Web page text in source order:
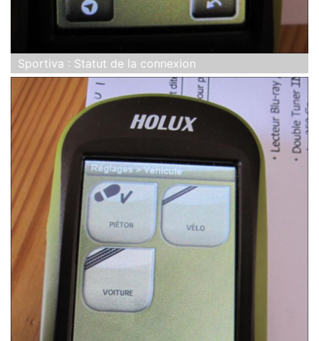
Sportiva : Statut de la connexion